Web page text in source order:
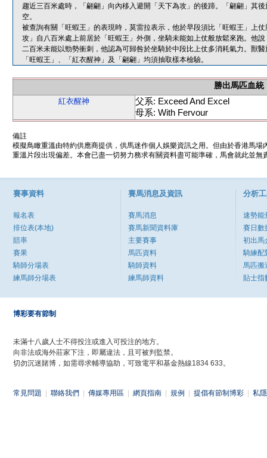
趨近三百米處時，「翩翩」向內移入避開「天下為攻」的後蹄。「翩翩」其
空。
被查詢有關「旺蝦王」的表現時，莫雷拉表示，他於早段須比「旺蝦王」上
攻」自八百米處上前居於「旺蝦王」外側，坐騎未能如上仗般放鬆來跑。他
二百米未能以勁勢衝刺，他認為可歸咎於坐騎於中段比上仗多消耗氣力。獸
「旺蝦王」、「紅衣醒神」及「翩翩」均須抽取樣本檢驗。
勝出馬匹血統
紅衣醒神
父系: Exceed And Excel
母系: With Fervour
備註
模擬鳥瞰重溫由特約供應商提供，供馬迷作個人娛樂資訊之用。但由於香港馬
重溫片段出現偏差。本會已盡一切努力務求有關資料盡可能準確，馬會就此並
賽事資料
報名表
排位表(本地)
賠率
賽果
騎師分場表
練馬師分場表
賽馬消息及資訊
賽馬消息
賽馬新聞資料庫
主要賽事
馬匹資料
騎師資料
練馬師資料
分析
速勢能
賽日數
初出馬
騎練配
馬匹搬
貼士指
博彩要有節制
未滿十八歲人士不得投注或進入可投注的地方。
向非法或海外莊家下注，即屬違法，且可被判監禁。
切勿沉迷賭博，如需尋求輔導協助，可致電平和基金熱線1834 633。
常見問題 聯絡我們 傳媒專用區 網頁指南 規例 提倡有節制博彩 私